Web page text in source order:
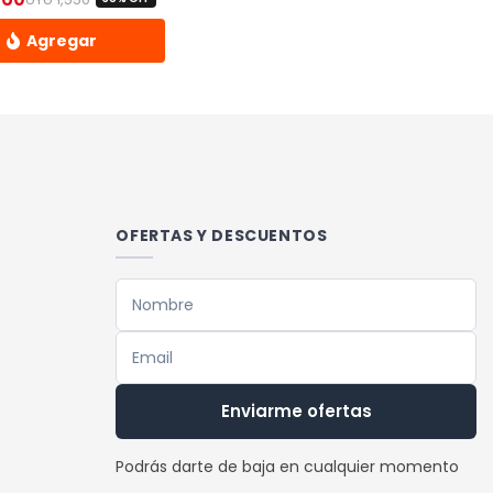
El precio original era: UYU 1,550.
El precio actual es: UYU 960.
OFERTAS Y DESCUENTOS
Enviarme ofertas
Podrás darte de baja en cualquier momento